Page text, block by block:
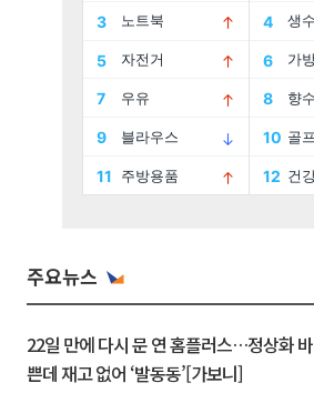
주요뉴스
22일 만에 다시 문 연 홈플러스…정상화 바
쁜데 재고 없어 ‘발동동’[가보니]